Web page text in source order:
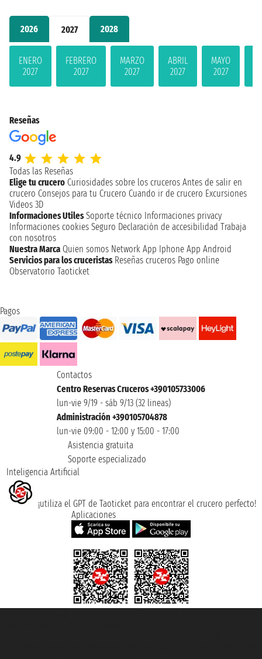
2026 2027 2028
ENERO
2027
FEBRERO
2027
MARZO
2027
ABRIL
2027
MAYO
2027
Reseñas
4.9
Todas las Reseñas
Elige tu crucero Curiosidades sobre los cruceros Antes de salir en
crucero Consejos para tu Crucero Cuando ir de crucero Excursiones
Videos 3D
Informaciones Utiles Soporte técnico Informaciones privacy
Informaciones cookies Seguro Declaración de accesibilidad Trabaja
con nosotros
Nuestra Marca Quien somos Network App Iphone App Android
Servicios para los cruceristas Reseñas cruceros Pago online
Observatorio Taoticket
Pagos
Contactos
Centro Reservas Cruceros +390105733006
lun-vie 9/19 - sáb 9/13 (32 lineas)
Administración +390105704878
lun-vie 09:00 - 12:00 y 15:00 - 17:00
Asistencia gratuita
Soporte especializado
Inteligencia Artificial
¡utiliza el GPT de Taoticket para encontrar el crucero perfecto!
Aplicaciones